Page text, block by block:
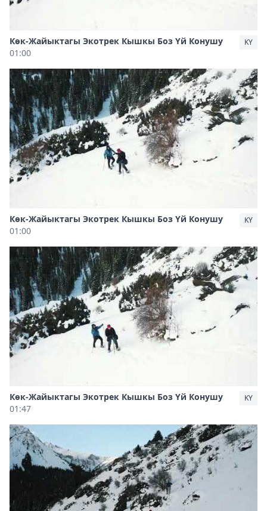
Көк-Жайыктагы Экотрек Кышкы Боз Үй Конушу
01:00
KY
Көк-Жайыктагы Экотрек Кышкы Боз Үй Конушу
01:00
KY
Көк-Жайыктагы Экотрек Кышкы Боз Үй Конушу
01:47
KY